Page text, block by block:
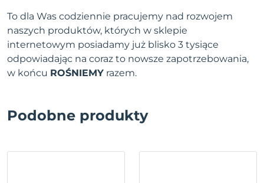
To dla Was codziennie pracujemy nad rozwojem
naszych produktów, których w sklepie
internetowym posiadamy już blisko 3 tysiące
odpowiadając na coraz to nowsze zapotrzebowania,
w końcu ROŚNIEMY razem.
Podobne produkty